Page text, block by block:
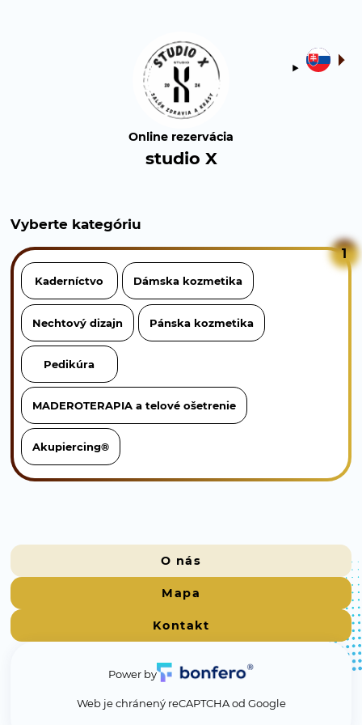
Online rezervácia
studio X
Vyberte kategóriu
1
Kaderníctvo Dámska kozmetika
Nechtový dizajn Pánska kozmetika
Pedikúra
MADEROTERAPIA a telové ošetrenie
Akupiercing®
O nás
Mapa
Kontakt
Power by
Web je chránený reCAPTCHA od Google